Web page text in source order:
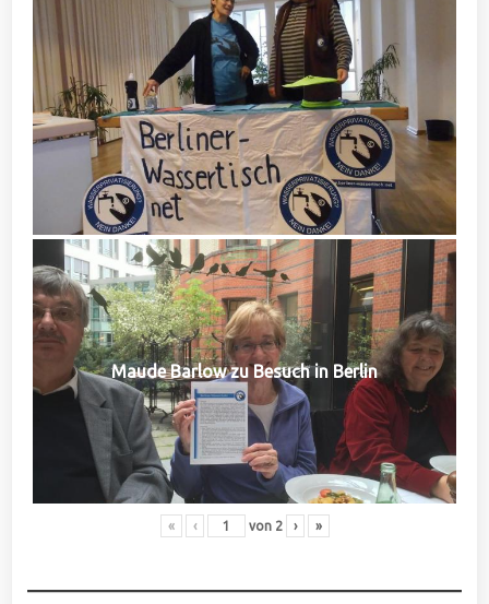
Maude Barlow zu Besuch in Berlin
« ‹ von 2 › »